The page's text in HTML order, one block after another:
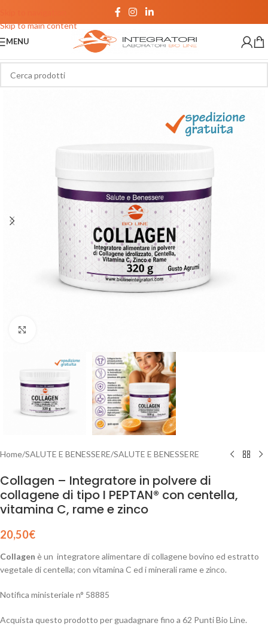
Skip to main content
MENU
Home/SALUTE E BENESSERE/SALUTE E BENESSERE
Collagen – Integratore in polvere di
collagene di tipo I PEPTAN® con centella,
vitamina C, rame e zinco
20,50€
Collagen è un integratore alimentare di collagene bovino ed estratto
vegetale di centella; con vitamina C ed i minerali rame e zinco.
Notifica ministeriale n° 58885
Acquista questo prodotto per guadagnare fino a 62 Punti Bio Line.